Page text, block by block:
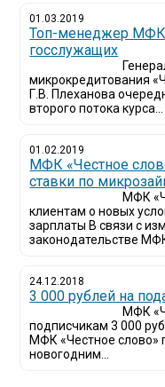
01.03.2019
Топ-менеджер МФК
госслужащих
микрокредитования
Г.В. Плеханова
второго потока курса...
01.02.2019
МФК «Честное
ставки по
МФК
клиентам о новых
зарплаты В связи с
законодательстве МФК
24.12.2018
3 000 рублей на
МФК
подписчикам 3 000
МФК «Честное слово»
новогодним...